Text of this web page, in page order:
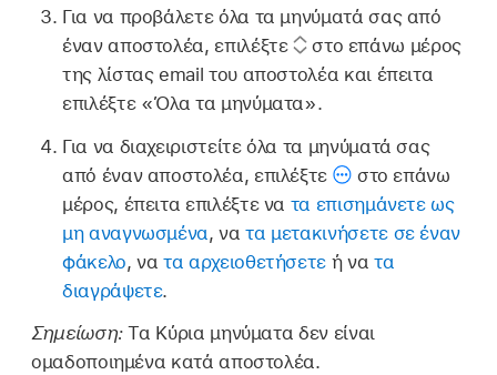
Για να προβάλετε όλα τα μηνύματά σας από
έναν αποστολέα, επιλέξτε
στο επάνω μέρος
της λίστας email του αποστολέα και έπειτα
επιλέξτε «Όλα τα μηνύματα».
Για να διαχειριστείτε όλα τα μηνύματά σας
από έναν αποστολέα, επιλέξτε
στο επάνω
μέρος, έπειτα επιλέξτε να τα επισημάνετε ως
μη αναγνωσμένα, νατα μετακινήσετε σε έναν
φάκελο, νατα αρχειοθετήσετε ή να τα
διαγράψετε.
Σημείωση:Τα Κύρια μηνύματα δεν είναι
ομαδοποιημένα κατά αποστολέα.